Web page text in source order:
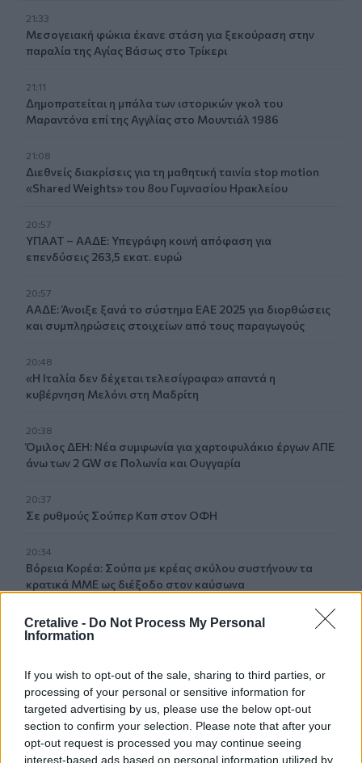
Cretalive - Do Not Process My Personal
Information
If you wish to opt-out of the sale, sharing to third parties, or
processing of your personal or sensitive information for
targeted advertising by us, please use the below opt-out
section to confirm your selection. Please note that after your
opt-out request is processed you may continue seeing
interest-based ads based on personal information utilized by
21:33
Μεσογειακή φώκια έκανε στάση για ξεκούραση στην
παραλία της Αγίας Βάσως στο Τρίκερι
21:11
Δημοπρατείται η μπάλα των ιστορικών γκολ του
Μαραντόνα επί της Αγγλίας στο Μουντιάλ 1986
21:08
Διεθνείς διακρίσεις για τη μαθητική ταινία stop motion
«Shared Weights» του 8ου Γυμνασίου Ηρακλείου
20:57
ΥΠΑΑΤ – ΑΑΔΕ: Υπεγράφη κοινή απόφαση για
επενδύσεις 263,5 εκατ. ευρώ
20:57
ΑΑΔΕ: Άνοιξε ξανά το σύστημα ΕΑΕ 2025 για διορθώσεις
και συμπληρώσεις στοιχείων από τους παραγωγούς
20:48
«Η Ιταλία δεν δέχεται τελεσίγραφα» απαντά η
κυβέρνηση Μελόνι στη Μαδρίτη
20:38
Όμιλος ΔΕΗ: Νέα συμφωνία για χαρτοφυλάκιο έργων ΑΠΕ
άνω των 2 GW σε Πολωνία και Ουγγαρία
20:37
Σε ρυθμούς Σούπερ Καπ στον ΟΦΗ
20:34
Βόρεια Κορέα: Σούπα με κρέας σκύλου συστήνουν τα
κρατικά ΜΜΕ ως διέξοδο στον καύσωνα
20:28
Εθνικό Ίδρυμα «Ελευθέριος Κ. Βενιζέλος» - Παράρτημα
20:17
Σητεία: Φωτιά στα Αχλάδια - Μεγάλη κινητοποίηση από
την Πυροσβεστική!
20:07